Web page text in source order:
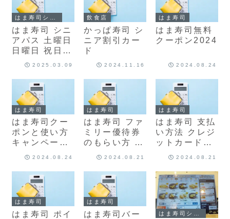
はま寿司 シニ
アパス 土曜日
日曜日 祝日
お盆 年末年始
2025.03.09
飲食店
かっぱ寿司 シ
ニア割引カー
ド
2024.11.16
はま寿司
はま寿司無料
クーポン2024
2024.08.24
はま寿司
はま寿司クー
ポンと使い方
キャンペーン
2024.08.24
はま寿司
はま寿司 ファ
ミリー優待券
のもらい方 併
2024.08.21
はま寿司
はま寿司 支払
い方法 クレジ
ットカードで
WAON
2024.08.21
はま寿司
はま寿司 ポイ
はま寿司
はま寿司バー